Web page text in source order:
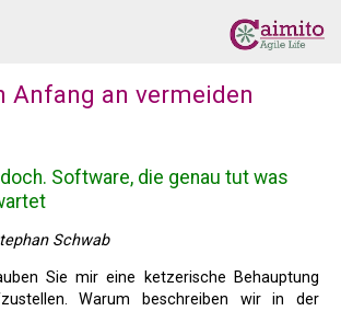
Anfang an vermeiden
Software, die genau tut was
Schwab
Sie mir eine ketzerische Behauptung
Warum beschreiben wir in der